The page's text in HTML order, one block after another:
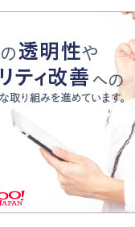
るの墓』は、大嘘である
責の念”とは…「自己憐憫
が徹底的にこだわったこ
憶
Book Bang